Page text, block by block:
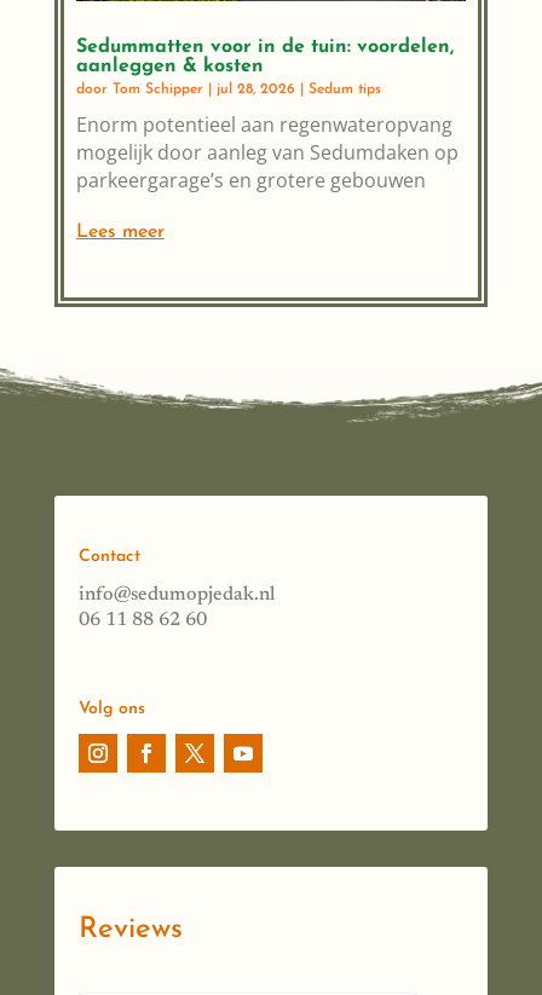
Sedummatten voor in de tuin: voordelen,
aanleggen & kosten
door Tom Schipper| jul 28, 2026| Sedum tips
Enorm potentieel aan regenwateropvang
mogelijk door aanleg van Sedumdaken op
parkeergarage’s en grotere gebouwen
Lees meer
Contact
info@sedumopjedak.nl
06 11 88 62 60
Volg ons
Reviews